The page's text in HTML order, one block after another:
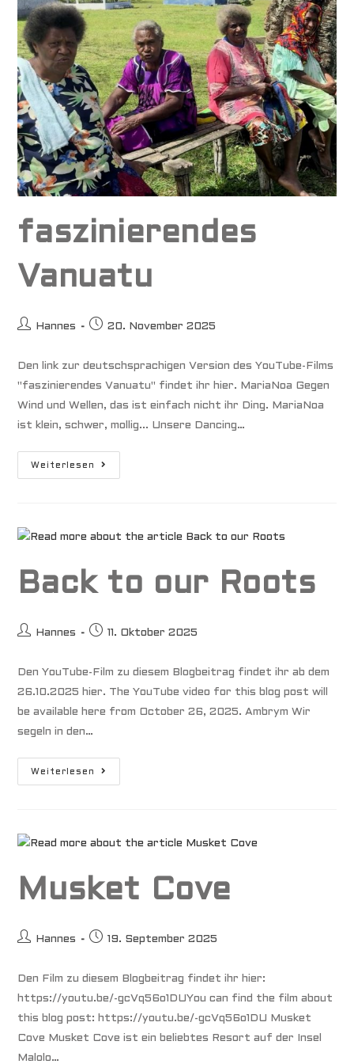
faszinierendes
Vanuatu
Beitrags-
Hannes
Beitrag
20. November 2025
Den link zur deutschsprachigen Version des YouTube-Films
"faszinierendes Vanuatu" findet ihr hier. MariaNoa Gegen
Wind und Wellen, das ist einfach nicht ihr Ding. MariaNoa
ist klein, schwer, mollig... Unsere Dancing…
Weiterlesen
Faszinierendes
Back to our Roots
Beitrags-
Hannes
Beitrag
11. Oktober 2025
Den YouTube-Film zu diesem Blogbeitrag findet ihr ab dem
26.10.2025 hier. The YouTube video for this blog post will
be available here from October 26, 2025. Ambrym Wir
segeln in den…
Weiterlesen
Back
Musket Cove
Beitrags-
Hannes
Beitrag
19. September 2025
Den Film zu diesem Blogbeitrag findet ihr hier:
https://youtu.be/-gcVq56o1DUYou can find the film about
this blog post: https://youtu.be/-gcVq56o1DU Musket
Cove Musket Cove ist ein beliebtes Resort auf der Insel
Malolo…